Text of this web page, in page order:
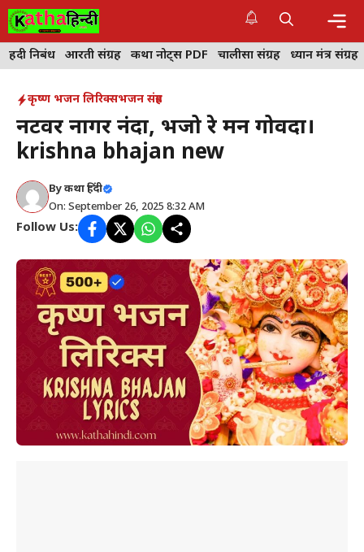
Skip
to
content
हिंदी निबंध आरती संग्रह कथा नोट्स PDF चालीसा संग्रह ध्यान मंत्र संग्रह
कृष्ण भजन लिरिक्सभजन संग्रह
नटवर नागर नंदा, भजो रे मन गोविंदा।
krishna bhajan new
Byकथा हिंदी
On: September 26, 2025 8:32 AM
Follow Us: